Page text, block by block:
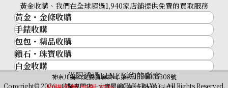
僅限透過LINE預約的顧客
黃金收購、我們在全球超過1,940家店鋪提供免費的買取服務
黃金・金條收購
黃金與貴金屬
金的錠
金幣
黃金過去10年
黃金飾品
手錶收購
名牌手錶
Rolex
Patek Philippe
Audemars Piguet
包包・精品收購
品牌精品
Cartier
LOUIS VUITTON
鑽石・珠寶收購
鑽石･珠寶
白金收購
神奈川縣公安委員會許可 第451380001308號
Copyright© 2026 收購專門店—大寶屋(OTAKARAYA) All Rights Reserved.